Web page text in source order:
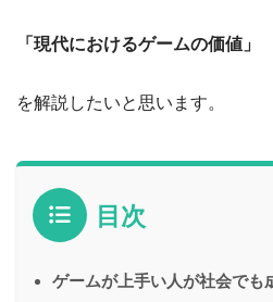
「現代におけるゲームの価値」
を解説したいと思います。
目次
ゲームが上手い人が社会でも